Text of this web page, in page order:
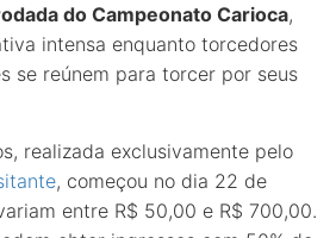
do Campeonato Carioca,
intensa enquanto torcedores
se reúnem para torcer por seus
realizada exclusivamente pelo
, começou no dia 22 de
entre R$ 50,00 e R$ 700,00.